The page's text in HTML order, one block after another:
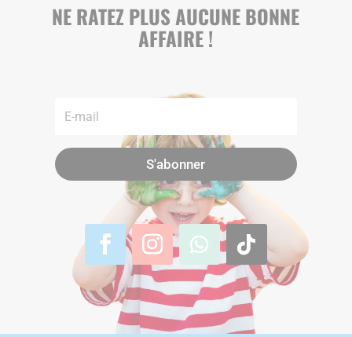
NE RATEZ PLUS AUCUNE BONNE
AFFAIRE !
S'abonner